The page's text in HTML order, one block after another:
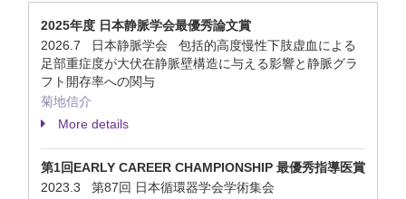
2025年度 日本静脈学会最優秀論文賞
2026.7 日本静脈学会 包括的高度慢性下肢虚血による
足部重症度が大伏在静脈壁構造に与える影響と静脈グラ
フト開存率への関与
菊地信介
More details
第1回EARLY CAREER CHAMPIONSHIP 最優秀指導医賞
2023.3 第87回 日本循環器学会学術集会